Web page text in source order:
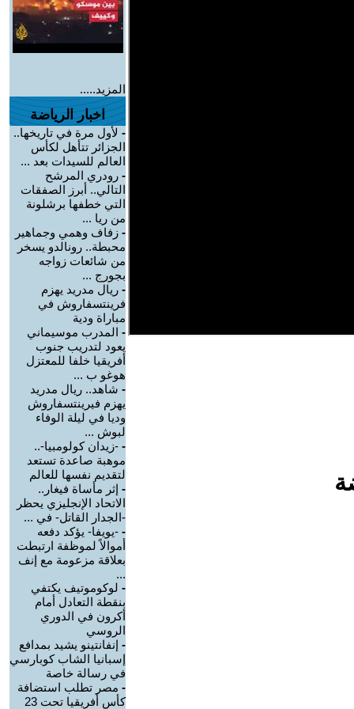
المزيد.....
اخبار الرياضة
- لأول مرة في تاريخها..
الجزائر تتأهل لكأس
العالم للسيدات بعد ...
- رودري المرشح
التالي.. أبرز الصفقات
التي خطفها برشلونة
من ريا ...
- زفاف وهمي وجماهير
محبطة.. رونالدو يسخر
من شائعات زواجه
بجورج ...
- ريال مدريد يهزم
فرينتسفاروش في
مباراة ودية
- المدرب موسيماني
يعود لتدريب جنوب
أفريقيا خلفا للمعتزل
هوغو ب ...
- شاهد.. ريال مدريد
يهزم فيرينتسفاروش
وديا في ليلة الوفاء
لبوش ...
- -زيدان كولومبيا-..
موهبة صاعدة تستعد
لتقديم نفسها للعالم
- إثر مأساة فيغار..
الاتحاد الإنجليزي يحظر
-الجدار القاتل- في ...
- -يويفا- يؤكد دفعه
أموالاً لموظفة ارتبطت
بعلاقة مزعومة مع إنف
...
- لوكوموتيف يكتفي
بنقطة التعادل أمام
أكرون في الدوري
الروسي
- إنفانتينو يشيد بمدافع
إسبانيا الشاب كوبارسي
في رسالة خاصة
- مصر تطلب استضافة
كأس أفريقيا تحت 23